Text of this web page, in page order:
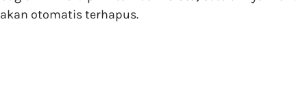
akan otomatis terhapus.